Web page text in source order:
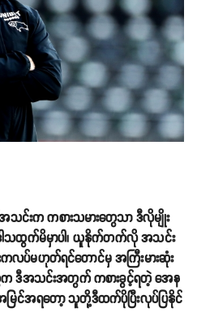
သင်းက ကစားသမားတွေသာ ဒီလိုမျိုး
ါသထွက်မိမှာပါ၊ ယူနိုက်တက်လို အသင်း
ကလပ်မဟုတ်ရင်တောင်မှ အကြီးမားဆုံး
က ဒီအသင်းအတွက် ကစားခွင့်ရတဲ့ အေန
မြင်အရတော့ သူတို့ဒီထက်ပိုပြီးလုပ်ပြနိုင်